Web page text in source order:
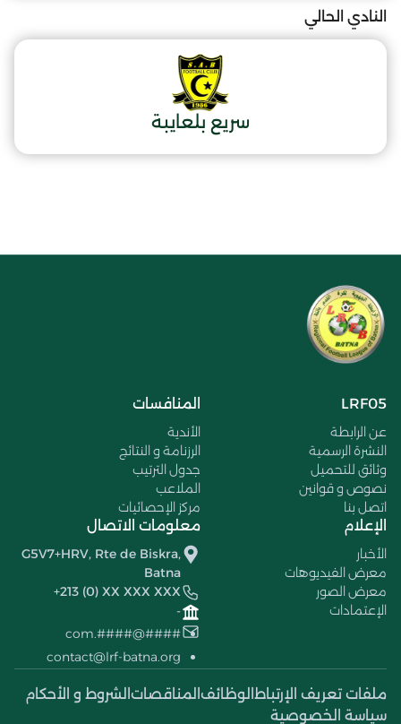
النادي الحالي
سريع بلعايبة
LRF05
عن الرابطة
النشرة الرسمية
وثائق للتحميل
نصوص و قوانين
اتصل بنا
المنافسات
الأندية
الرزنامة و النتائج
جدول الترتيب
الملاعب
مركز الإحصائيات
الإعلام
الأخبار
معرض الفيديوهات
معرض الصور
الإعتمادات
معلومات الاتصال
G5V7+HRV, Rte de Biskra,
Batna
+213 (0) XX XXX XXX
-
####@####.com
contact@lrf-batna.org
ملفات تعريف الإرتباط الوظائف المناقصات الشروط و الأحكام
سياسة الخصوصية